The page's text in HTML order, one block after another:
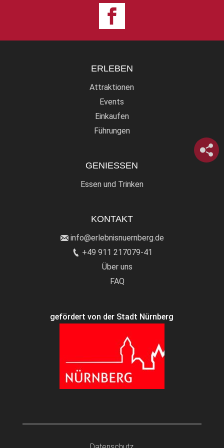
ERLEBEN
Attraktionen
Events
Einkaufen
Führungen
GENIESSEN
Essen und Trinken
KONTAKT
info@erlebnisnuernberg.de
+49 911 217079-41
Über uns
FAQ
gefördert von der Stadt Nürnberg